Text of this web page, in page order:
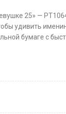
25» —
удивить
бумаге с